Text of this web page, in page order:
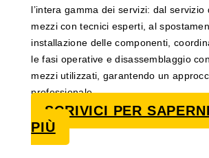
l’intera gamma dei servizi: dal servizio
mezzi con tecnici esperti, al
installazione delle componenti,
le fasi operative e disassemblaggio
mezzi utilizzati, garantendo un
professionale.
SCRIVICI PER
PIÙ